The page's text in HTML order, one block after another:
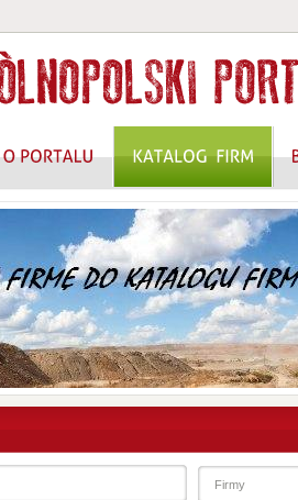
KOMPLEKSOWE ROZWIĄZANIA W ZAKRESIE